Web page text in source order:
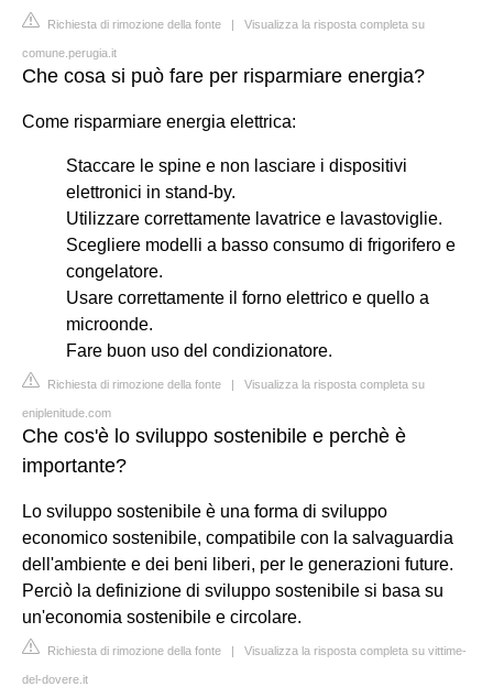
Richiesta di rimozione della fonte | Visualizza la risposta completa su
comune.perugia.it
Che cosa si può fare per risparmiare energia?
Come risparmiare energia elettrica:
Staccare le spine e non lasciare i dispositivi
elettronici in stand-by.
Utilizzare correttamente lavatrice e lavastoviglie.
Scegliere modelli a basso consumo di frigorifero e
congelatore.
Usare correttamente il forno elettrico e quello a
microonde.
Fare buon uso del condizionatore.
Richiesta di rimozione della fonte | Visualizza la risposta completa su
eniplenitude.com
Che cos'è lo sviluppo sostenibile e perchè è
importante?
Lo sviluppo sostenibile è una forma di sviluppo
economico sostenibile, compatibile con la salvaguardia
dell'ambiente e dei beni liberi, per le generazioni future.
Perciò la definizione di sviluppo sostenibile si basa su
un'economia sostenibile e circolare.
Richiesta di rimozione della fonte | Visualizza la risposta completa su vittime-
del-dovere.it